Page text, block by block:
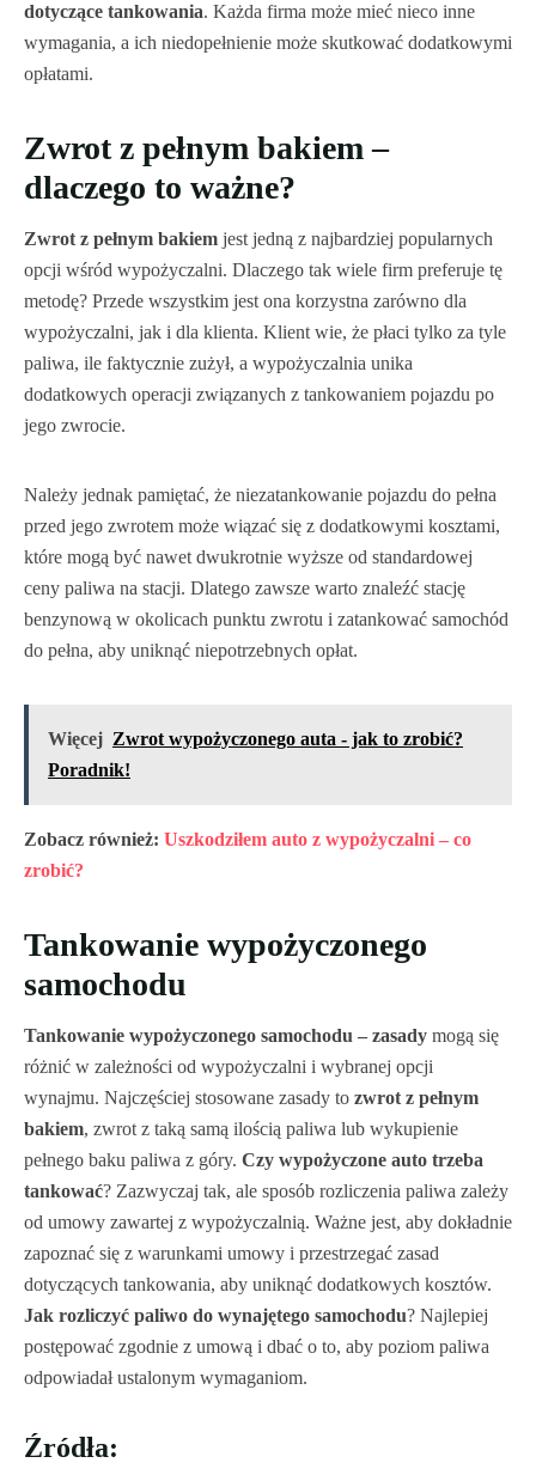
dotyczące tankowania. Każda firma może mieć nieco inne
wymagania, a ich niedopełnienie może skutkować dodatkowymi
opłatami.
Zwrot z pełnym bakiem –
dlaczego to ważne?
Zwrot z pełnym bakiem jest jedną z najbardziej popularnych
opcji wśród wypożyczalni. Dlaczego tak wiele firm preferuje tę
metodę? Przede wszystkim jest ona korzystna zarówno dla
wypożyczalni, jak i dla klienta. Klient wie, że płaci tylko za tyle
paliwa, ile faktycznie zużył, a wypożyczalnia unika
dodatkowych operacji związanych z tankowaniem pojazdu po
jego zwrocie.
Należy jednak pamiętać, że niezatankowanie pojazdu do pełna
przed jego zwrotem może wiązać się z dodatkowymi kosztami,
które mogą być nawet dwukrotnie wyższe od standardowej
ceny paliwa na stacji. Dlatego zawsze warto znaleźć stację
benzynową w okolicach punktu zwrotu i zatankować samochód
do pełna, aby uniknąć niepotrzebnych opłat.
Więcej Zwrot wypożyczonego auta - jak to zrobić?
Poradnik!
Zobacz również: Uszkodziłem auto z wypożyczalni – co
zrobić?
Tankowanie wypożyczonego
samochodu
Tankowanie wypożyczonego samochodu – zasady mogą się
różnić w zależności od wypożyczalni i wybranej opcji
wynajmu. Najczęściej stosowane zasady to zwrot z pełnym
bakiem, zwrot z taką samą ilością paliwa lub wykupienie
pełnego baku paliwa z góry. Czy wypożyczone auto trzeba
tankować? Zazwyczaj tak, ale sposób rozliczenia paliwa zależy
od umowy zawartej z wypożyczalnią. Ważne jest, aby dokładnie
zapoznać się z warunkami umowy i przestrzegać zasad
dotyczących tankowania, aby uniknąć dodatkowych kosztów.
Jak rozliczyć paliwo do wynajętego samochodu? Najlepiej
postępować zgodnie z umową i dbać o to, aby poziom paliwa
odpowiadał ustalonym wymaganiom.
Źródła: